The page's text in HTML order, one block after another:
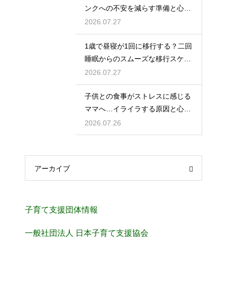
ンクへの不安を減らす準備と心構
えを解説
2026.07.27
1歳で昼寝が1回に移行する？二回
睡眠からのスムーズな移行スケジ
ュール
2026.07.27
子供との食事がストレスに感じる
ママへ…イライラする原因と心を
楽にする考え方
2026.07.26
アーカイブ
子育て支援団体情報
一般社団法人 日本子育て支援協会